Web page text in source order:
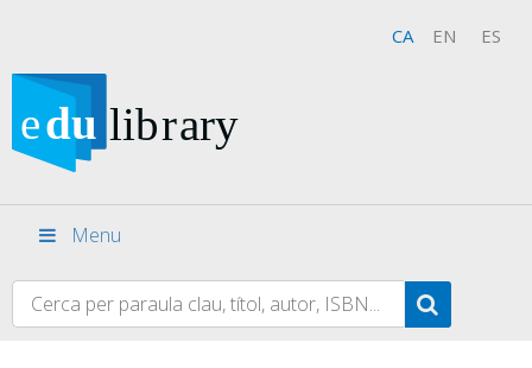
CA EN ES
Menu